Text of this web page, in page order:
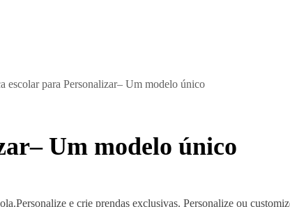
escolar para Personalizar– Um modelo único
Um modelo único
e crie prendas exclusivas. Personalize ou